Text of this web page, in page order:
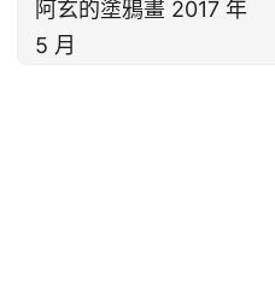
阿玄的塗鴉畫 2017 年
5 月